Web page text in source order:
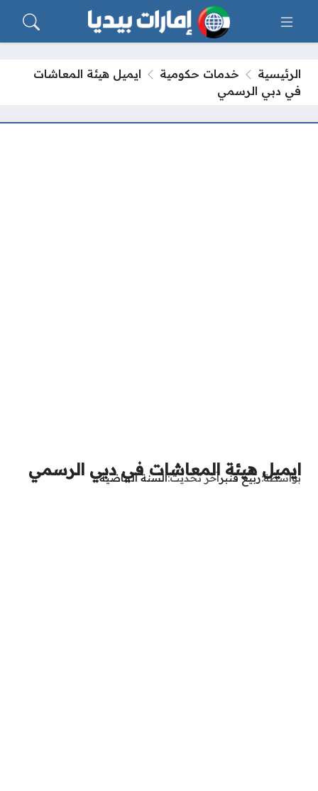
الرئيسية خدمات حكومية
ايميل هيئة المعاشات
في دبي الرسمي
ايميل هيئة المعاشات في دبي الرسمي
بواسطة ربيع قنبرآخر تحديثالسنة الماضية